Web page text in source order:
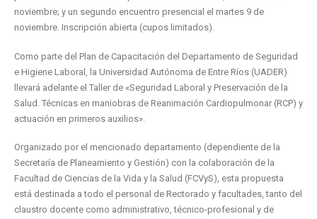
noviembre; y un segundo encuentro presencial el martes 9 de
noviembre. Inscripción abierta (cupos limitados).
Como parte del Plan de Capacitación del Departamento de Seguridad
e Higiene Laboral, la Universidad Autónoma de Entre Ríos (UADER)
llevará adelante el Taller de «Seguridad Laboral y Preservación de la
Salud. Técnicas en maniobras de Reanimación Cardiopulmonar (RCP) y
actuación en primeros auxilios».
Organizado por el mencionado departamento (dependiente de la
Secretaría de Planeamiento y Gestión) con la colaboración de la
Facultad de Ciencias de la Vida y la Salud (FCVyS), esta propuesta
está destinada a todo el personal de Rectorado y facultades, tanto del
claustro docente como administrativo, técnico-profesional y de